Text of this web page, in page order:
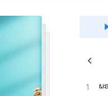
ສາມຂັ້ນຕອນຂອງພາລະກິດ
1 ພ